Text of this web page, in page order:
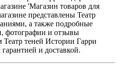
'Магазин товаров для
представлены Театр
а также подробные
фотографии и отзывы
теней Истории Гарри
и доставкой.